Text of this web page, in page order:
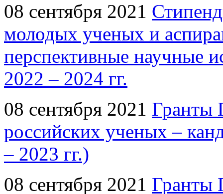
08 сентября 2021
молодых ученых и
перспективные научные
2022 – 2024 гг.
08 сентября 2021 Гранты
российских ученых –
– 2023 гг.)
08 сентября 2021 Гранты